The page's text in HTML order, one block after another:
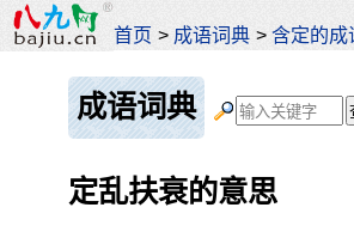
首页 > 成语词典 >含定的成
成语词典
定乱扶衰的意思